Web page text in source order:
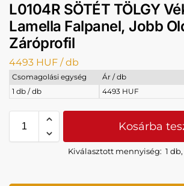
L0104R SÖTÉT TÖLGY
Lamella Falpanel, Jobb
Záróprofil
4493 HUF / db
Csomagolási egység
Ár / db
1 db / db
4493 HUF
Kosárba
Kiválasztott mennyiség: 1 db,